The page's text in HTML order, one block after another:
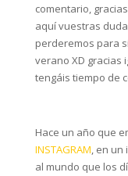
comentario,
aquí vuestras
perderemos para
verano XD gracias
tengáis tiempo de
Hace un año que
INSTAGRAM, en un
al mundo que los